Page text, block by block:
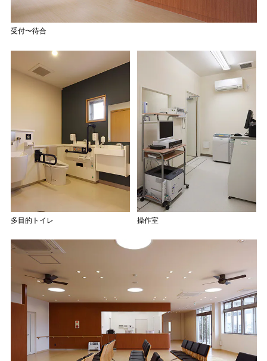
受付〜待合
多目的トイレ 操作室